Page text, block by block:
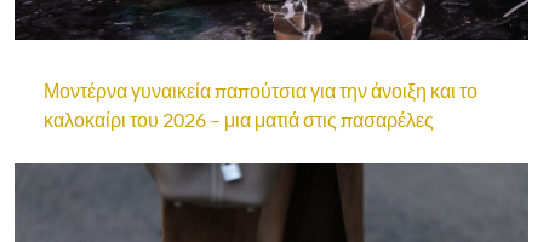
Μοντέρνα γυναικεία παπούτσια για την άνοιξη και το
καλοκαίρι του 2026 – μια ματιά στις πασαρέλες